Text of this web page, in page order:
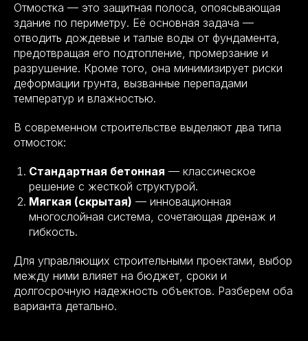
Отмостка — это защитная полоса, опоясывающая
здание по периметру. Её основная задача —
отводить дождевые и талые воды от фундамента,
предотвращая его подтопление, промерзание и
разрушение. Кроме того, она минимизирует риски
деформации грунта, вызванные перепадами
температур и влажностью.
В современном строительстве выделяют два типа
отмосток:
Стандартная бетонная — классическое
решение с жесткой структурой.
Мягкая (скрытая) — инновационная
многослойная система, сочетающая дренаж и
гибкость.
Для управляющих строительными проектами, выбор
между ними влияет на бюджет, сроки и
долгосрочную надежность объектов. Разберем оба
варианта детально.